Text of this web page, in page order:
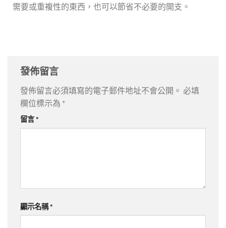
需要或重複性的東西，也可以節省不必要的開支。
發佈留言
發佈留言必須填寫的電子郵件地址不會公開。 必填
欄位標示為 *
留言*
顯示名稱*